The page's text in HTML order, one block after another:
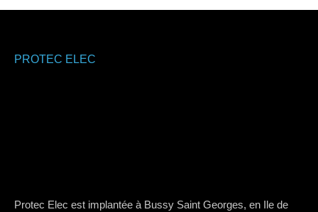
PROTEC ELEC
Protec Elec est implantée à Bussy Saint Georges, en Ile de